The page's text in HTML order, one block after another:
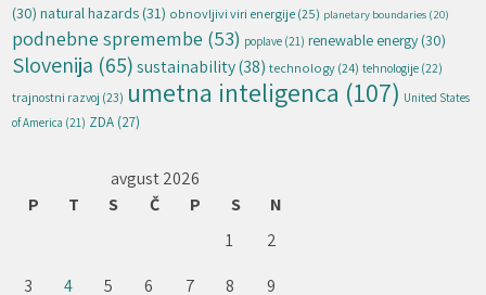
(30) natural hazards (31) obnovljivi viri energije(25) planetary boundaries (20)
podnebne spremembe (53) poplave (21) renewable energy (30)
Slovenija (65) sustainability(38) technology(24) tehnologije (22)
trajnostni razvoj (23) umetna inteligenca (107) United States
of America (21) ZDA (27)
avgust 2026
P
T S Č P S
N
1
2
3
4 5 6 7 8 9